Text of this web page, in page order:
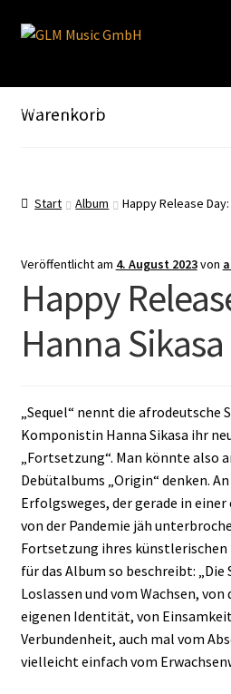
Hier sind unsere Neuigkeiten zu
Zur
Zum
Unser Katalog
Warenkorb
Start Album Happy Release
Veröffentlicht am 4. August 2023von
Happy
Hanna
„Sequel“ nennt die afrodeutsche
Komponistin Hanna Sikasa ihr
„Fortsetzung“. Man könnte also
Debütalbums „Origin“ denken.
Erfolgsweges, der gerade in
von der Pandemie jäh
Fortsetzung ihres künstlerischen
für das Album so beschreibt: „Die
Loslassen und vom Wachsen, von
eigenen Identität, von
Verbundenheit, auch mal vom
vielleicht einfach vom